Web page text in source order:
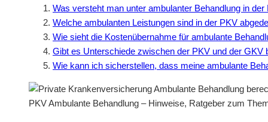
Was versteht man unter ambulanter Behandlung in der
Welche ambulanten Leistungen sind in der PKV
Wie sieht die Kostenübernahme für ambulante
Gibt es Unterschiede zwischen der PKV und der GKV
Wie kann ich sicherstellen, dass meine ambulante
PKV Ambulante Behandlung – Hinweise, Ratgeber zum